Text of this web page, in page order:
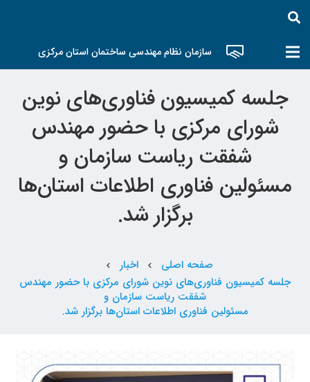
سازمان نظام مهندسی ساختمان استان مرکزی
جلسه کمیسیون فناوری‌های نوین
شورای مرکزی با حضور مهندس
شفقت ریاست سازمان و
مسئولین فناوری اطلاعات استان‌ها
برگزار شد.
صفحه اصلی chevron_left اخبار chevron_left
جلسه کمیسیون فناوری‌های نوین شورای مرکزی با حضور مهندس
شفقت ریاست سازمان و
مسئولین فناوری اطلاعات استان‌ها برگزار شد.